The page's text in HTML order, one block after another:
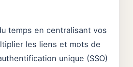
temps en centralisant vos
les liens et mots de
unique (SSO)